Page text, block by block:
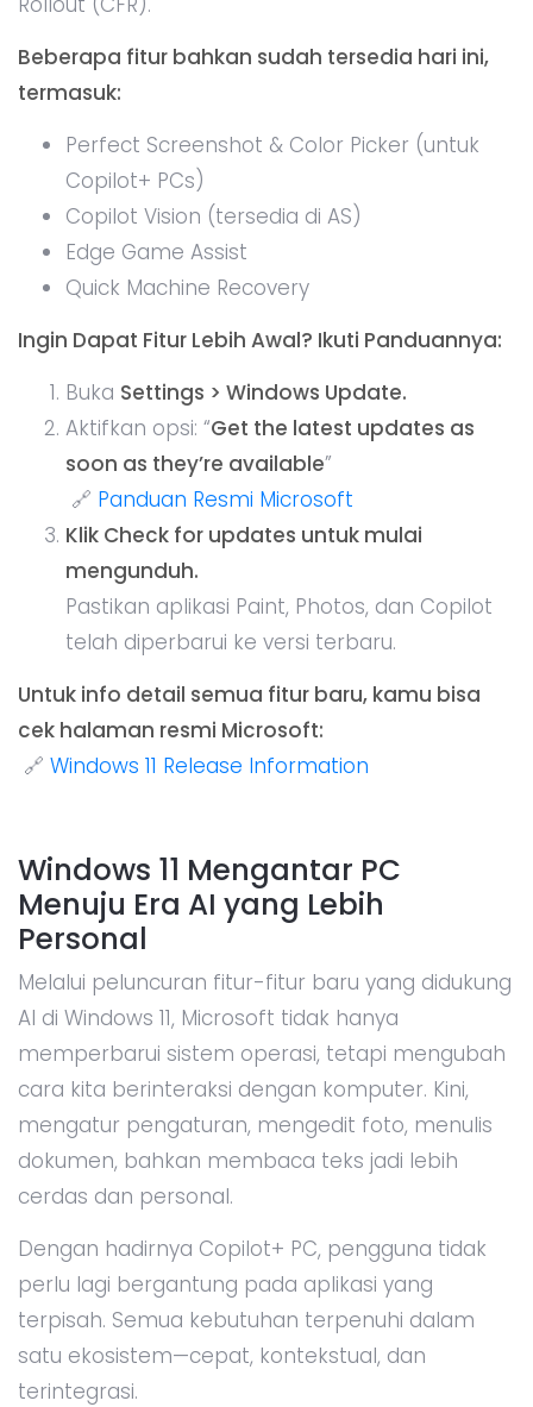
Beberapa fitur bahkan sudah tersedia hari ini,
termasuk:
Perfect Screenshot & Color Picker (untuk
Copilot+ PCs)
Copilot Vision (tersedia di AS)
Edge Game Assist
Quick Machine Recovery
Ingin Dapat Fitur Lebih Awal? Ikuti Panduannya:
Buka Settings > Windows Update.
Aktifkan opsi: “Get the latest updates as
soon as they’re available”
🔗 Panduan Resmi Microsoft
Klik Check for updates untuk mulai
mengunduh.
Pastikan aplikasi Paint, Photos, dan Copilot
telah diperbarui ke versi terbaru.
Untuk info detail semua fitur baru, kamu bisa
cek halaman resmi Microsoft:
🔗 Windows 11 Release Information
Windows 11 Mengantar PC
Menuju Era AI yang Lebih
Personal
Melalui peluncuran fitur-fitur baru yang didukung
AI di Windows 11, Microsoft tidak hanya
memperbarui sistem operasi, tetapi mengubah
cara kita berinteraksi dengan komputer. Kini,
mengatur pengaturan, mengedit foto, menulis
dokumen, bahkan membaca teks jadi lebih
cerdas dan personal.
Dengan hadirnya Copilot+ PC, pengguna tidak
perlu lagi bergantung pada aplikasi yang
terpisah. Semua kebutuhan terpenuhi dalam
satu ekosistem—cepat, kontekstual, dan
terintegrasi.